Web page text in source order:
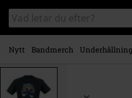
Gå till
huvudinnehåll
Sök
i
katalogen
Nytt Bandmerch Underhållning
www.emp-
p/retro-